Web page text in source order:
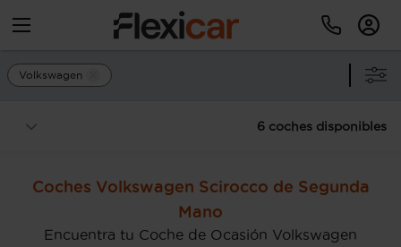
Volkswagen
6 coches disponibles
Coches Volkswagen Scirocco de Segunda
Mano
Encuentra tu Coche de Ocasión Volkswagen